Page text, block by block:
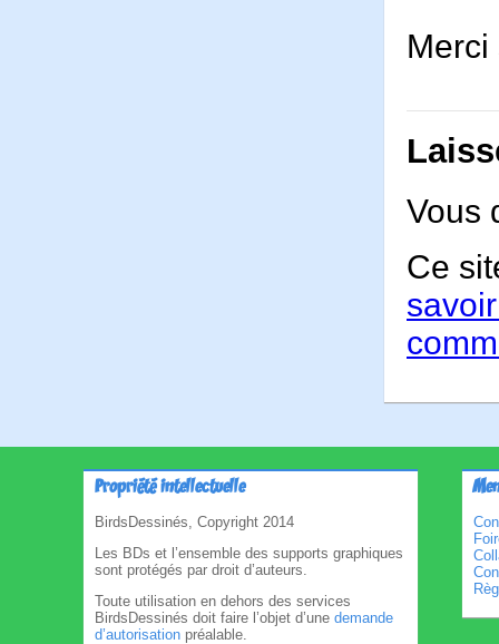
Merci
Vous
Ce
Propriété intellectuelle
BirdsDessinés, Copyright 2014
Les BDs et l’ensemble des supports graphiques
sont protégés par droit d’auteurs.
Toute utilisation en dehors des services
BirdsDessinés doit faire l’objet d’une demande
d’autorisation préalable.